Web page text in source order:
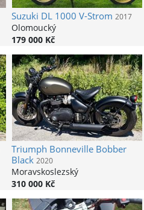
Suzuki DL 1000 V-Strom 2017
Olomoucký
179 000 Kč
Triumph Bonneville Bobber
Black 2020
Moravskoslezský
310 000 Kč